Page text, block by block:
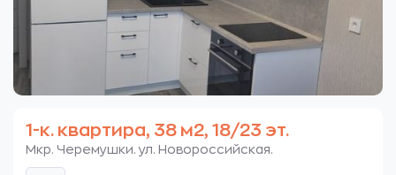
1-к. квартира, 38 м2, 18/23 эт.
Мкр. Черемушки. ул. Новороссийская.